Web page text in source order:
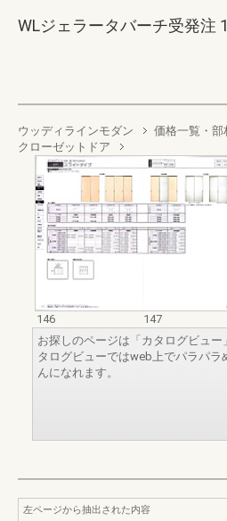
WLジェラータバーチ受発注
ウッディラインモダン
価格一覧・
クローゼットドア
146
147
お探しのページは「カタログビュ
タログビューではweb上でパラパラ
んになれます。
左ページから抽出された内容